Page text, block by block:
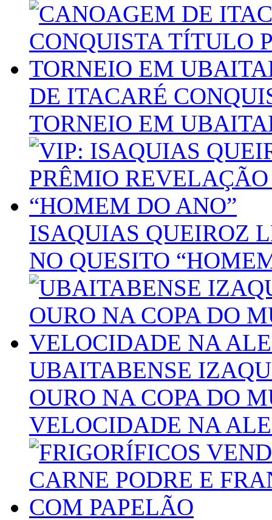
DE ITACARÉ
TORNEIO EM
ISAQUIAS QUEIROZ
NO QUESITO
UBAITABENSE
OURO NA COPA DO
VELOCIDADE NA